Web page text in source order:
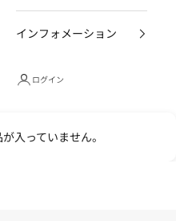
インフォメーション
ログイン
入っていません。